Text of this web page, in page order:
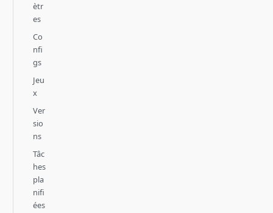
ètr
es
Co
nfi
gs
Jeu
x
Ver
sio
ns
Tâc
hes
pla
nifi
ées